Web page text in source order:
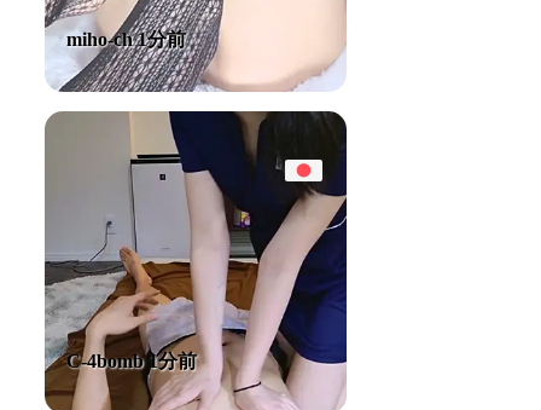
miho-ch 1分前
C-4bomb 1分前